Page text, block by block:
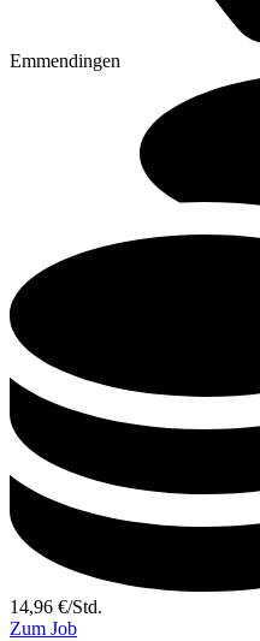
Emmendingen
14,96 €/Std.
Zum Job